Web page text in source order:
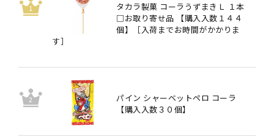
タカラ製菓 コーラうずまきＬ １本
□お取り寄せ品 【購入入数１４４
個】［入荷までお時間がかかりま
す］
パイン シャーベットペロ コーラ
【購入入数３０個】